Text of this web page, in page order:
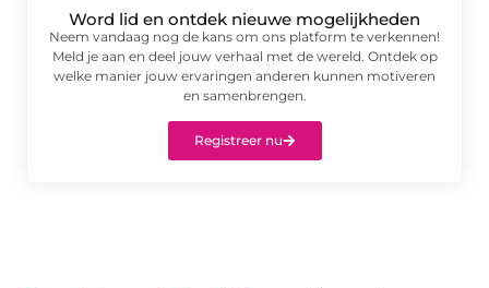
Word lid en ontdek nieuwe mogelijkheden
Neem vandaag nog de kans om ons platform te verkennen!
Meld je aan en deel jouw verhaal met de wereld. Ontdek op
welke manier jouw ervaringen anderen kunnen motiveren
en samenbrengen.
Registreer nu